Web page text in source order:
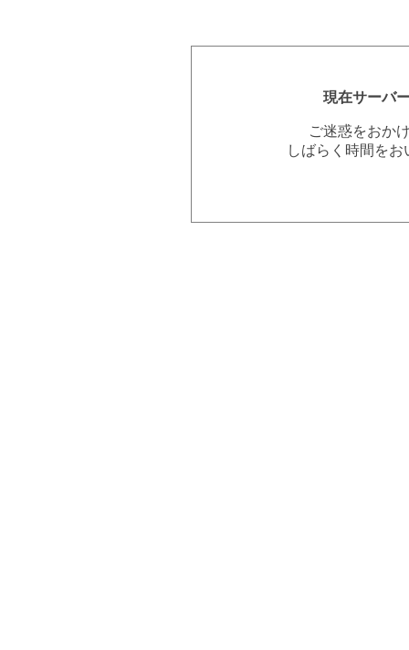
現在サーバ
ご迷惑をおか
しばらく時間を